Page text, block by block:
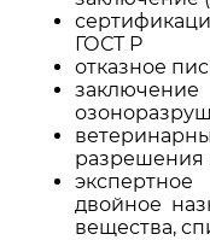
ГОСТ P
отказное
разрешения
двойное
вещества,